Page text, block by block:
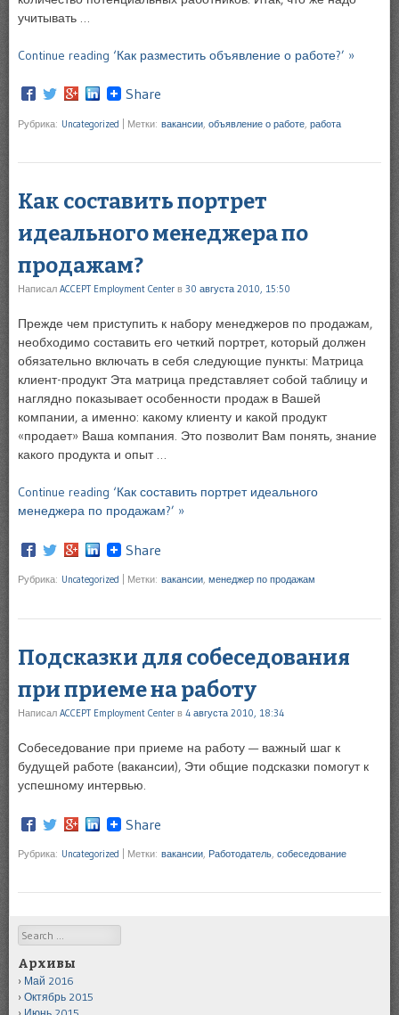
учитывать …
Continue reading ‘Как разместить объявление о работе?’ »
Share
Рубрика: Uncategorized Метки: вакансии объявление о работе работа
Как составить портрет
идеального менеджера по
продажам?
Написал ACCEPT Employment Center в 30 августа 2010, 15:50
Прежде чем приступить к набору менеджеров по продажам,
необходимо составить его четкий портрет, который должен
обязательно включать в себя следующие пункты: Матрица
клиент-продукт Эта матрица представляет собой таблицу и
наглядно показывает особенности продаж в Вашей
компании, а именно: какому клиенту и какой продукт
«продает» Ваша компания. Это позволит Вам понять, знание
какого продукта и опыт …
Continue reading ‘Как составить портрет идеального
менеджера по продажам?’ »
Share
Рубрика: Uncategorized Метки: вакансии, менеджер по продажам
Подсказки для собеседования
при приеме на работу
Написал ACCEPT Employment Center в 4 августа 2010, 18:34
Собеседование при приеме на работу — важный шаг к
будущей работе (вакансии), Эти общие подсказки помогут к
успешному интервью.
Share
Рубрика: Uncategorized Метки: вакансии, Работодатель, собеседование
Search
Архивы
Май 2016
Октябрь 2015